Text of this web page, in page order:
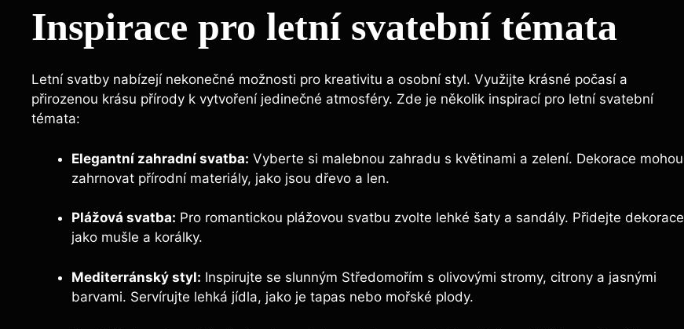
Inspirace pro letní svatební témata
Letní svatby nabízejí nekonečné možnosti pro kreativitu a osobní styl. Využijte krásné počasí a
přirozenou krásu přírody k vytvoření jedinečné atmosféry. Zde je několik inspirací pro letní svatební
témata:
Elegantní zahradní svatba: Vyberte si malebnou zahradu s květinami a zelení. Dekorace mohou
zahrnovat přírodní materiály, jako jsou dřevo a len.
Plážová svatba: Pro romantickou plážovou svatbu zvolte lehké šaty a sandály. Přidejte dekorace
jako mušle a korálky.
Mediterránský styl: Inspirujte se slunným Středomořím s olivovými stromy, citrony a jasnými
barvami. Servírujte lehká jídla, jako je tapas nebo mořské plody.